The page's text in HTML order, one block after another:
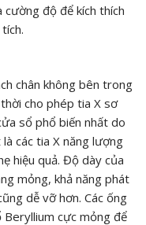
độ để kích thích
chân không bên trong
cho phép tia X sơ
sổ phổ biến nhất do
các tia X năng lượng
hiệu quả. Độ dày của
mỏng, khả năng phát
dễ vỡ hơn. Các ống
cực mỏng để